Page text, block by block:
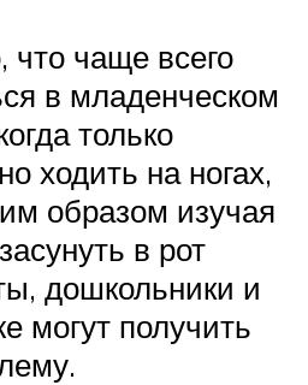
что чаще всего
в младенческом
только
ходить на ногах,
образом изучая
в рот
дошкольники и
могут получить